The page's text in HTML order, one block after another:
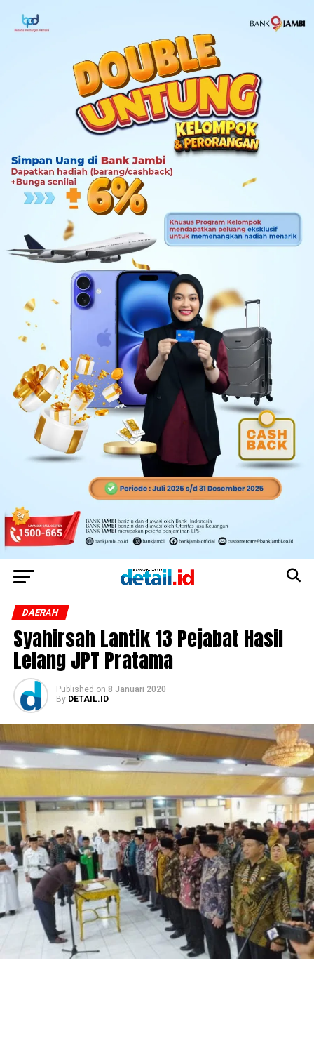
DAERAH
Syahirsah Lantik 13 Pejabat Hasil
Lelang JPT Pratama
Published on 8 Januari 2020
By DETAIL.ID